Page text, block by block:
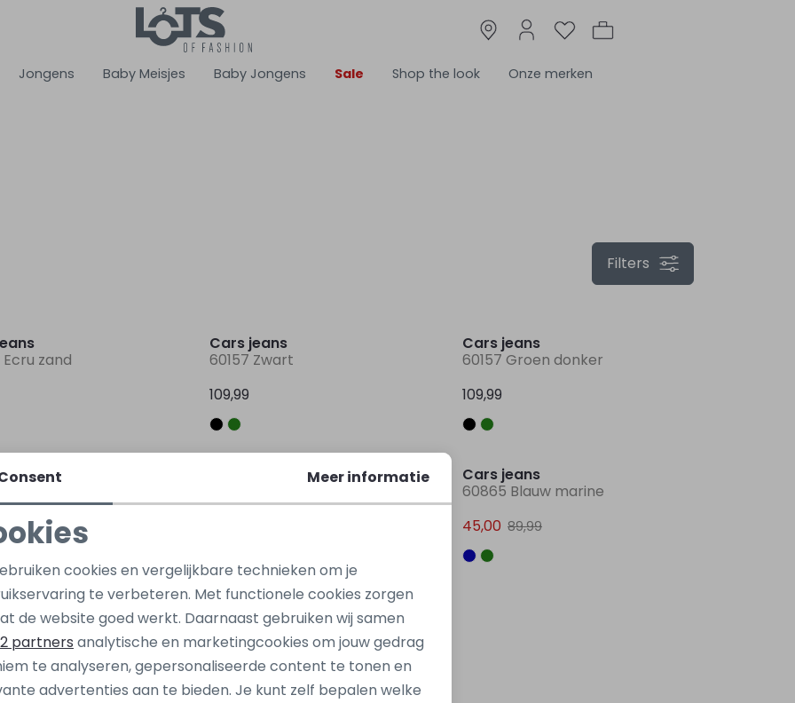
Jongens Baby Meisjes Baby Jongens Sale Shop the look Onze merken
Filters
zand
Cars jeans
60157 Zwart
109,99
Cars jeans
60157 Groen donker
109,99
Cars jeans
60865 Blauw marine
45,00 89,99
cookies
cookies Marketing cookies
Meer informatie
cookies en vergelijkbare technieken om je
te verbeteren. Met functionele cookies zorgen
de website goed werkt. Daarnaast gebruiken wij samen
2 partners analytische en marketingcookies om jouw gedrag
te analyseren, gepersonaliseerde content te tonen en
advertenties aan te bieden. Je kunt zelf bepalen welke